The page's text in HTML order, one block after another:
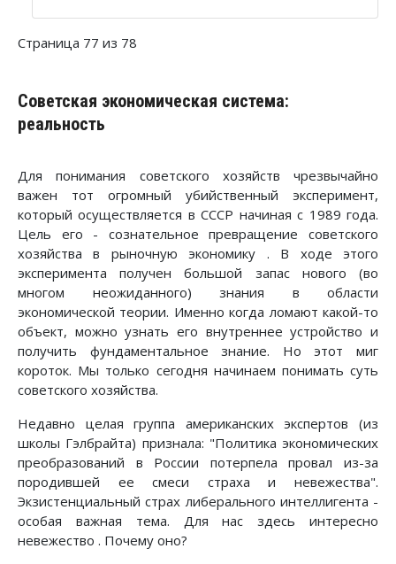
Страница 77 из 78
Советская экономическая система:
реальность
Для понимания советского хозяйств чрезвычайно
важен тот огромный убийственный эксперимент,
который осуществляется в CCCР начиная с 1989 года.
Цель его - сознательное превращение советского
хозяйства в рыночную экономику . В ходе этого
эксперимента получен большой запас нового (во
многом неожиданного) знания в области
экономической теории. Именно когда ломают какой-то
объект, можно узнать его внутреннее устройство и
получить фундаментальное знание. Но этот миг
короток. Мы только сегодня начинаем понимать суть
советского хозяйства.
Недавно целая группа американских экспертов (из
школы Гэлбpайта) признала: "Политика экономических
преобразований в России потерпела провал из-за
породившей ее смеси страха и невежества".
Экзистенциальный стpах либерального интеллигента -
особая важная тема. Для нас здесь интересно
невежество . Почему оно?